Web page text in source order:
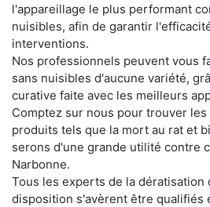
l'appareillage le plus performant
nuisibles, afin de garantir
interventions.
Nos professionnels peuvent vous
sans nuisibles d'aucune variété,
curative faite avec les meilleurs
Comptez sur nous pour trouver
produits tels que la mort au rat et
serons d'une grande utilité contre
Narbonne.
Tous les experts de la dératisation
disposition s'avèrent être qualifiés